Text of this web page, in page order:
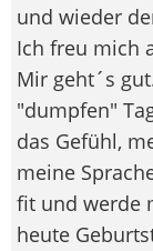
und wieder
Ich freu mich
Mir geht´s
"dumpfen"
das Gefühl,
meine
fit und werde
heute